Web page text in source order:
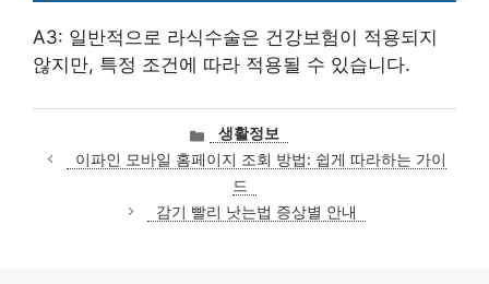
A3: 일반적으로 라식수술은 건강보험이 적용되지
않지만, 특정 조건에 따라 적용될 수 있습니다.
카
테
고
생활정보
이파인 모바일 홈페이지 조회 방법: 쉽게 따라하는 가이
드
감기 빨리 낫는법 증상별 안내